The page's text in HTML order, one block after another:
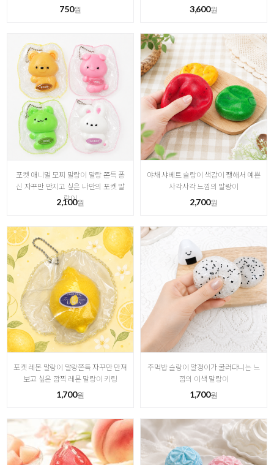
750원
3,600원
포켓 애니멀 모찌 말랑이 말랑 쫀득 퐁
신 자꾸만 만지고 싶은 나만의 포켓 말
랑이
2,100원
야채 샤베트 슬랑이 색감이 쨍해서 예쁜
사각사각 느낌의 말랑이
2,700원
포켓 레몬 말랑이 말랑쫀득 자꾸만 만져
보고 싶은 깜찍 레몬 말랑이 키링
1,700원
주먹밥 슬랑이 알갱이가 굴러다니는 느
낌의 이색 말랑이
1,700원